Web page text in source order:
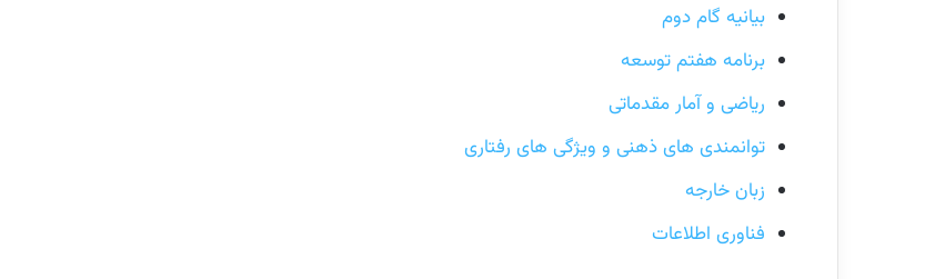
بیانیه گام دوم
برنامه هفتم توسعه
ریاضی و آمار مقدماتی
توانمندی های ذهنی و ویژگی های رفتاری
زبان خارجه
فناوری اطلاعات